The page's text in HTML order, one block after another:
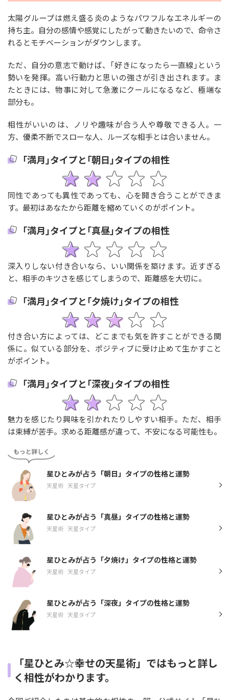
太陽グループは燃え盛る炎のようなパワフルなエネルギーの
持ち主。自分の感情や感覚にしたがって動きたいので、命令さ
れるとモチベーションがダウンします。
ただ、自分の意志で動けば、｢好きになったら一直線｣という
勢いを発揮。高い行動力と思いの強さが引き出されます。ま
たときには、物事に対して急激にクールになるなど、極端な
部分も。
相性がいいのは、ノリや趣味が合う人や尊敬できる人。一
方、優柔不断でスローな人、ルーズな相手とは合いません。
｢満月｣タイプと｢朝日｣タイプの相性
同性であっても異性であっても、心を開き合うことができま
す。最初はあなたから距離を縮めていくのがポイント。
｢満月｣タイプと｢真昼｣タイプの相性
深入りしない付き合いなら、いい関係を築けます。近すぎる
と、相手のキツさを感じてしまうので、距離感を大切に。
｢満月｣タイプと｢夕焼け｣タイプの相性
付き合い方によっては、どこまでも気を許すことができる関
係に。似ている部分を、ポジティブに受け止めて生かすこと
がポイント。
｢満月｣タイプと｢深夜｣タイプの相性
魅力を感じたり興味を引かれたりしやすい相手。ただ、相手
は束縛が苦手。求める距離感が違って、不安になる可能性も。
星ひとみが占う「朝日」タイプの性格と運勢
天星術 天星タイプ
星ひとみが占う「真昼」タイプの性格と運勢
天星術 天星タイプ
星ひとみが占う「夕焼け」タイプの性格と運勢
天星術 天星タイプ
星ひとみが占う「深夜」タイプの性格と運勢
天星術 天星タイプ
「星ひとみ☆幸せの天星術」ではもっと詳し
く相性がわかります。